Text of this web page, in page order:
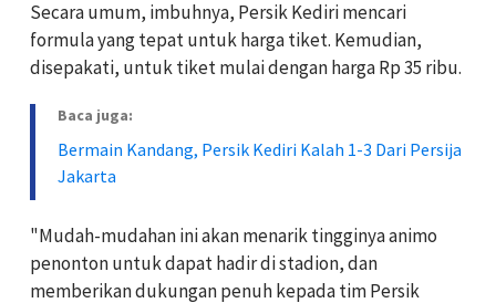
Secara umum, imbuhnya, Persik Kediri mencari
formula yang tepat untuk harga tiket. Kemudian,
disepakati, untuk tiket mulai dengan harga Rp 35 ribu.
Baca juga:
Bermain Kandang, Persik Kediri Kalah 1-3 Dari Persija
Jakarta
"Mudah-mudahan ini akan menarik tingginya animo
penonton untuk dapat hadir di stadion, dan
memberikan dukungan penuh kepada tim Persik